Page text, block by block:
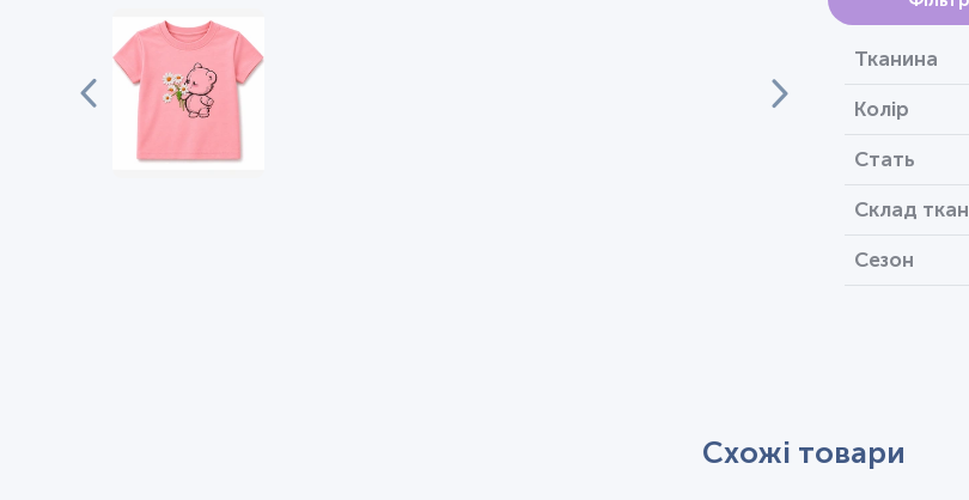
Тканина
Колір
Стать
Склад
Сезон
Схожі товари